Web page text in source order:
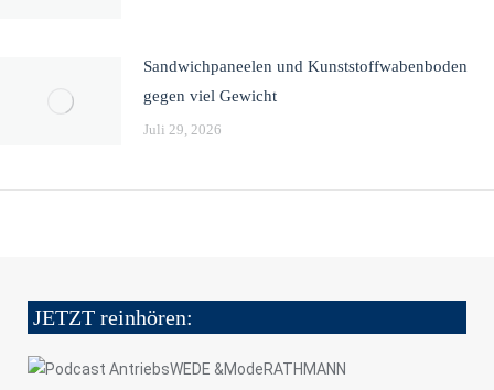
Sandwichpaneelen und Kunststoffwabenboden
gegen viel Gewicht
Juli 29, 2026
JETZT reinhören: